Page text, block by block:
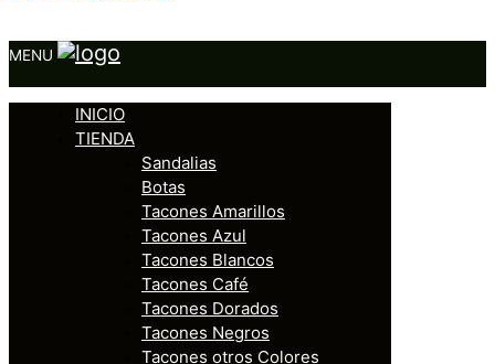
MENU
INICIO
TIENDA
Sandalias
Botas
Tacones Amarillos
Tacones Azul
Tacones Blancos
Tacones Café
Tacones Dorados
Tacones Negros
Tacones otros Colores